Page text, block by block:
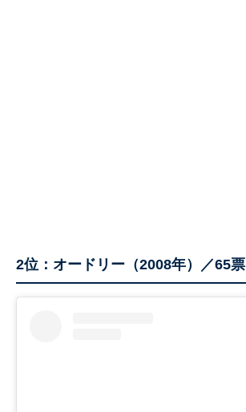
2位：オードリー（2008年）／65票